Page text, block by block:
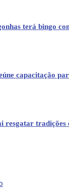
terá bingo
capacitação
resgatar